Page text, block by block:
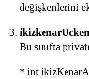
değişkenlerini
ikizkenarUcken
Bu sınıfta
* int